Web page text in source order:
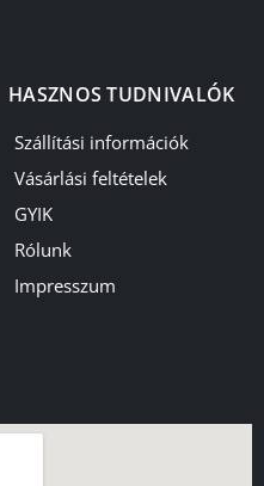
HASZNOS TUDNIVALÓK
Szállítási információk
Vásárlási feltételek
GYIK
Rólunk
Impresszum